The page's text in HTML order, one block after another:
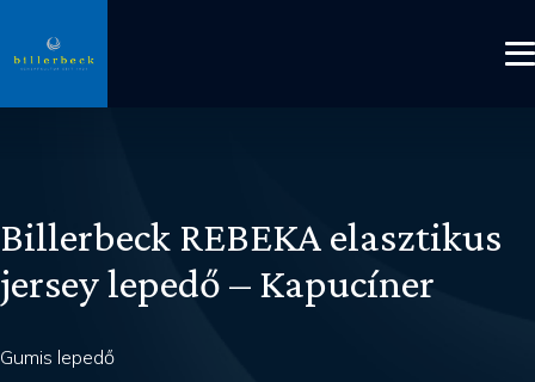
Billerbeck REBEKA elasztikus
jersey lepedő – Kapucíner
Gumis lepedő